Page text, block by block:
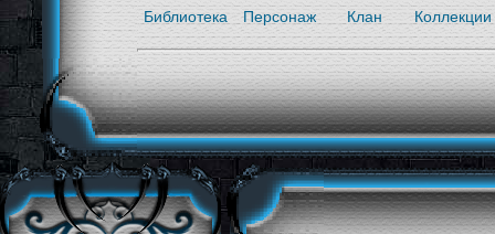
Библиотека Персонаж Клан Коллекции